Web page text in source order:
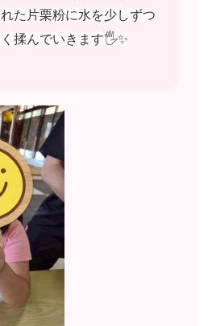
た片栗粉に水を少しずつ
揉んでいきます🖐️✨